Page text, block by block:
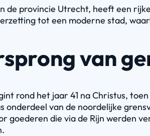
de provincie Utrecht, heeft een
tot een moderne stad,
van
rond het jaar 41 na Christus,
onderdeel van de noordelijke
goederen die via de Rijn werden